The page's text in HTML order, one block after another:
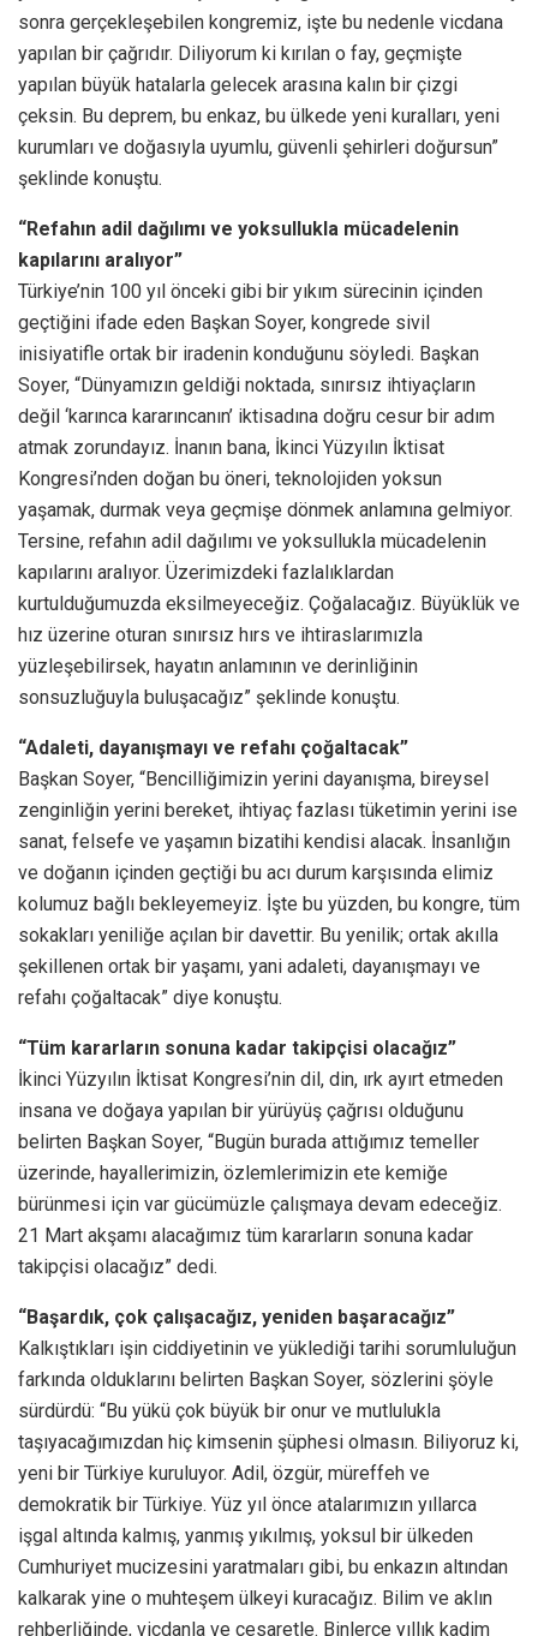
sonra gerçekleşebilen kongremiz, işte bu nedenle vicdana
yapılan bir çağrıdır. Diliyorum ki kırılan o fay, geçmişte
yapılan büyük hatalarla gelecek arasına kalın bir çizgi
çeksin. Bu deprem, bu enkaz, bu ülkede yeni kuralları, yeni
kurumları ve doğasıyla uyumlu, güvenli şehirleri doğursun”
şeklinde konuştu.
“Refahın adil dağılımı ve yoksullukla mücadelenin
kapılarını aralıyor”
Türkiye’nin 100 yıl önceki gibi bir yıkım sürecinin içinden
geçtiğini ifade eden Başkan Soyer, kongrede sivil
inisiyatifle ortak bir iradenin konduğunu söyledi. Başkan
Soyer, “Dünyamızın geldiği noktada, sınırsız ihtiyaçların
değil ‘karınca kararıncanın’ iktisadına doğru cesur bir adım
atmak zorundayız. İnanın bana, İkinci Yüzyılın İktisat
Kongresi’nden doğan bu öneri, teknolojiden yoksun
yaşamak, durmak veya geçmişe dönmek anlamına gelmiyor.
Tersine, refahın adil dağılımı ve yoksullukla mücadelenin
kapılarını aralıyor. Üzerimizdeki fazlalıklardan
kurtulduğumuzda eksilmeyeceğiz. Çoğalacağız. Büyüklük ve
hız üzerine oturan sınırsız hırs ve ihtiraslarımızla
yüzleşebilirsek, hayatın anlamının ve derinliğinin
sonsuzluğuyla buluşacağız” şeklinde konuştu.
“Adaleti, dayanışmayı ve refahı çoğaltacak”
Başkan Soyer, “Bencilliğimizin yerini dayanışma, bireysel
zenginliğin yerini bereket, ihtiyaç fazlası tüketimin yerini ise
sanat, felsefe ve yaşamın bizatihi kendisi alacak. İnsanlığın
ve doğanın içinden geçtiği bu acı durum karşısında elimiz
kolumuz bağlı bekleyemeyiz. İşte bu yüzden, bu kongre, tüm
sokakları yeniliğe açılan bir davettir. Bu yenilik; ortak akılla
şekillenen ortak bir yaşamı, yani adaleti, dayanışmayı ve
refahı çoğaltacak” diye konuştu.
“Tüm kararların sonuna kadar takipçisi olacağız”
İkinci Yüzyılın İktisat Kongresi’nin dil, din, ırk ayırt etmeden
insana ve doğaya yapılan bir yürüyüş çağrısı olduğunu
belirten Başkan Soyer, “Bugün burada attığımız temeller
üzerinde, hayallerimizin, özlemlerimizin ete kemiğe
bürünmesi için var gücümüzle çalışmaya devam edeceğiz.
21 Mart akşamı alacağımız tüm kararların sonuna kadar
takipçisi olacağız” dedi.
“Başardık, çok çalışacağız, yeniden başaracağız”
Kalkıştıkları işin ciddiyetinin ve yüklediği tarihi sorumluluğun
farkında olduklarını belirten Başkan Soyer, sözlerini şöyle
sürdürdü: “Bu yükü çok büyük bir onur ve mutlulukla
taşıyacağımızdan hiç kimsenin şüphesi olmasın. Biliyoruz ki,
yeni bir Türkiye kuruluyor. Adil, özgür, müreffeh ve
demokratik bir Türkiye. Yüz yıl önce atalarımızın yıllarca
işgal altında kalmış, yanmış yıkılmış, yoksul bir ülkeden
Cumhuriyet mucizesini yaratmaları gibi, bu enkazın altından
kalkarak yine o muhteşem ülkeyi kuracağız. Bilim ve aklın
rehberliğinde, vicdanla ve cesaretle. Binlerce yıllık kadim